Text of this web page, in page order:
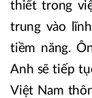
thiết trong
trung vào
tiềm năng.
Anh sẽ tiếp
Việt Nam